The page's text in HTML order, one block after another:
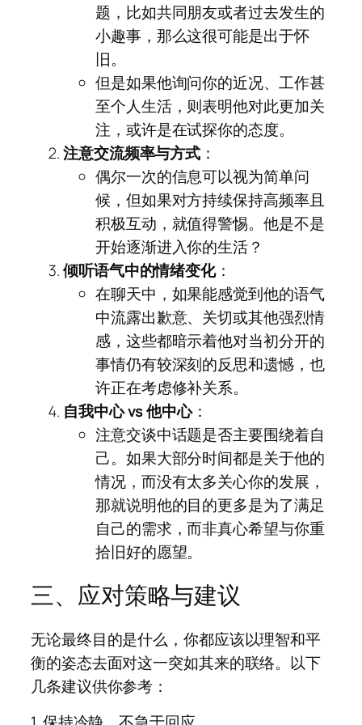
题，比如共同朋友或者过去发生的
小趣事，那么这很可能是出于怀
旧。
但是如果他询问你的近况、工作甚
至个人生活，则表明他对此更加关
注，或许是在试探你的态度。
注意交流频率与方式 ：
偶尔一次的信息可以视为简单问
候，但如果对方持续保持高频率且
积极互动，就值得警惕。他是不是
开始逐渐进入你的生活？
倾听语气中的情绪变化：
在聊天中，如果能感觉到他的语气
中流露出歉意、关切或其他强烈情
感，这些都暗示着他对当初分开的
事情仍有较深刻的反思和遗憾，也
许正在考虑修补关系。
自我中心 vs 他中心：
注意交谈中话题是否主要围绕着自
己。如果大部分时间都是关于他的
情况，而没有太多关心你的发展，
那就说明他的目的更多是为了满足
自己的需求，而非真心希望与你重
拾旧好的愿望。
三、应对策略与建议
无论最终目的是什么，你都应该以理智和平
衡的姿态去面对这一突如其来的联络。以下
几条建议供你参考：